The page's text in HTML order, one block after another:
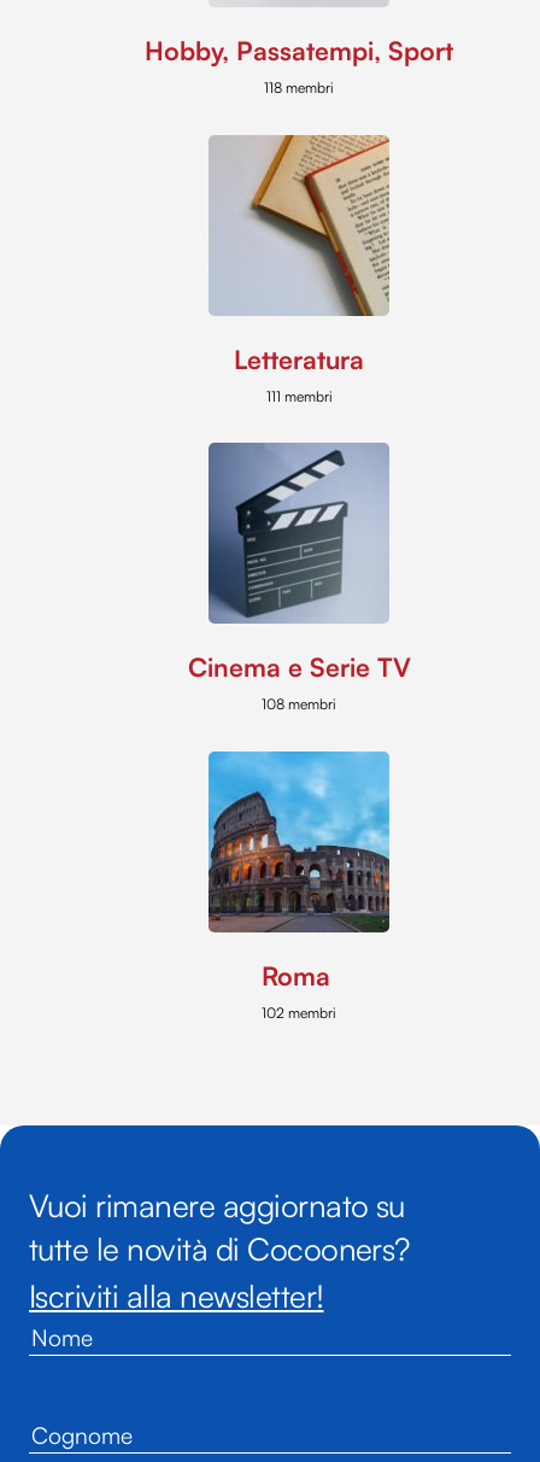
Hobby, Passatempi, Sport
118 membri
Letteratura
111 membri
Cinema e Serie TV
108 membri
Roma
102 membri
Vuoi rimanere aggiornato su
tutte le novità di Cocooners?
Iscriviti alla newsletter!